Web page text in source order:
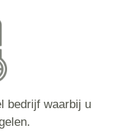
bedrijf waarbij u